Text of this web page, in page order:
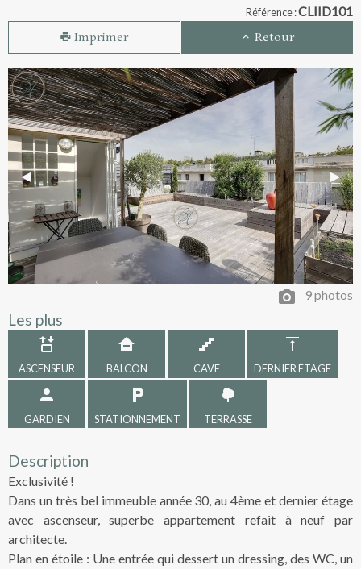
Référence :CLIID101
Imprimer Retour
Previous Slide
◀︎ Next
▶︎
9 photos
Les plus
ASCENSEUR BALCON CAVE DERNIER ÉTAGE
GARDIEN STATIONNEMENT TERRASSE
Description
Exclusivité !
Dans un très bel immeuble année 30, au 4ème et dernier étage
avec ascenseur, superbe appartement refait à neuf par
architecte.
Plan en étoile : Une entrée qui dessert un dressing, des WC, un